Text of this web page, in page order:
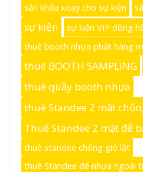
sân khấu xoay cho sự kiện
sự kiện
sự kiện VIP đồng
thuê booth nhựa phát hàng
thuê BOOTH SAMPLING
thuê quầy booth nhựa
thuê Standee 2 mặt
Thuê Standee 2 mặt đế
thuê standee chống gió lật
thuê Standee đế nhựa ngoài